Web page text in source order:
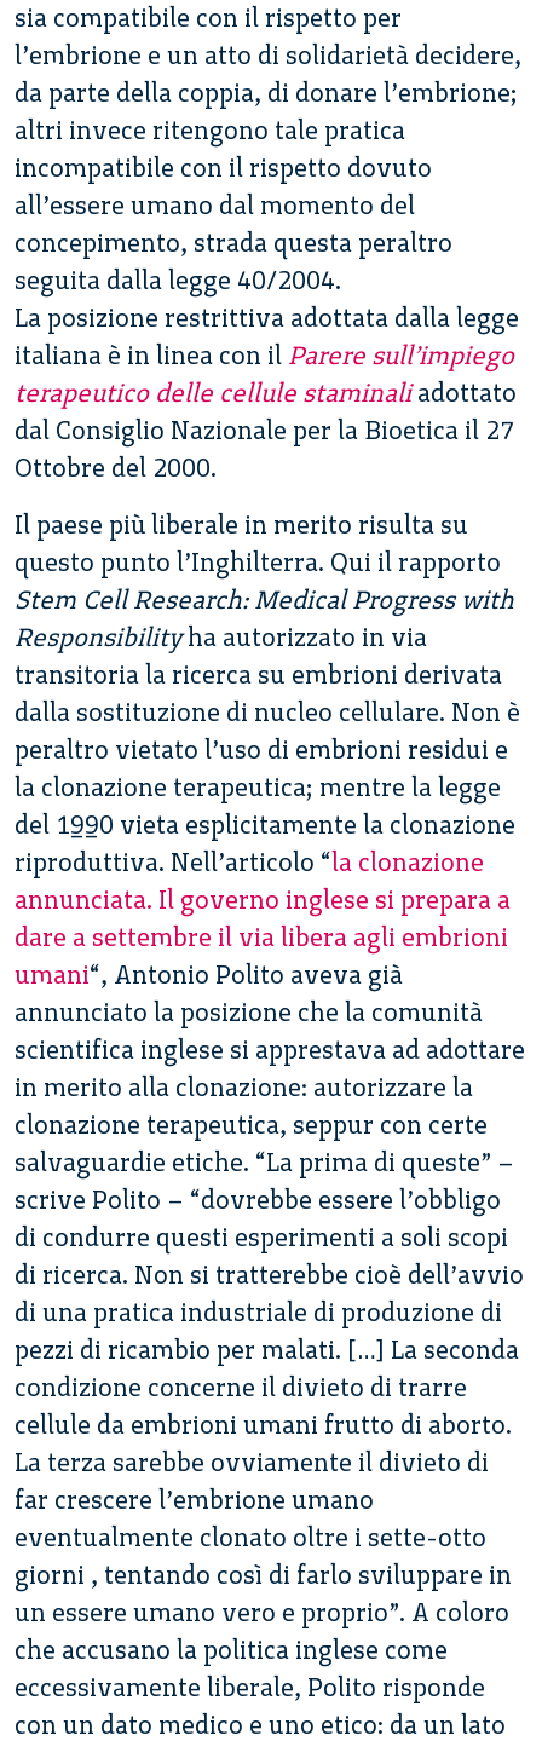
sia compatibile con il rispetto per
l’embrione e un atto di solidarietà decidere,
da parte della coppia, di donare l’embrione;
altri invece ritengono tale pratica
incompatibile con il rispetto dovuto
all’essere umano dal momento del
concepimento, strada questa peraltro
seguita dalla legge 40/2004.
La posizione restrittiva adottata dalla legge
italiana è in linea con il Parere sull’impiego
terapeutico delle cellule staminaliadottato
dal Consiglio Nazionale per la Bioetica il 27
Ottobre del 2000.
Il paese più liberale in merito risulta su
questo punto l’Inghilterra. Qui il rapporto
Stem Cell Research: Medical Progress with
Responsibilityha autorizzato in via
transitoria la ricerca su embrioni derivata
dalla sostituzione di nucleo cellulare. Non è
peraltro vietato l’uso di embrioni residui e
la clonazione terapeutica; mentre la legge
del 1990 vieta esplicitamente la clonazione
riproduttiva. Nell’articolo “la clonazione
annunciata. Il governo inglese si prepara a
dare a settembre il via libera agli embrioni
umani“, Antonio Polito aveva già
annunciato la posizione che la comunità
scientifica inglese si apprestava ad adottare
in merito alla clonazione: autorizzare la
clonazione terapeutica, seppur con certe
salvaguardie etiche. “La prima di queste” –
scrive Polito – “dovrebbe essere l’obbligo
di condurre questi esperimenti a soli scopi
di ricerca. Non si tratterebbe cioè dell’avvio
di una pratica industriale di produzione di
pezzi di ricambio per malati. […] La seconda
condizione concerne il divieto di trarre
cellule da embrioni umani frutto di aborto.
La terza sarebbe ovviamente il divieto di
far crescere l’embrione umano
eventualmente clonato oltre i sette-otto
giorni , tentando così di farlo sviluppare in
un essere umano vero e proprio”. A coloro
che accusano la politica inglese come
eccessivamente liberale, Polito risponde
con un dato medico e uno etico: da un lato